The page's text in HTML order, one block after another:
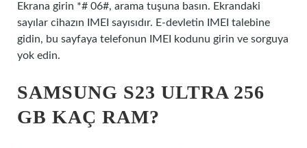
Ekrana girin *# 06#, arama tuşuna basın. Ekrandaki
sayılar cihazın IMEI sayısıdır. E-devletin IMEI talebine
gidin, bu sayfaya telefonun IMEI kodunu girin ve sorguya
yok edin.
SAMSUNG S23 ULTRA 256
GB KAÇ RAM?